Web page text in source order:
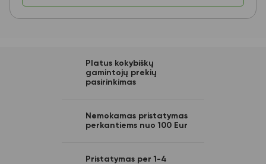
Platus kokybiškų
gamintojų prekių
pasirinkimas
Nemokamas pristatymas
perkantiems nuo 100 Eur
Pristatymas per 1-4